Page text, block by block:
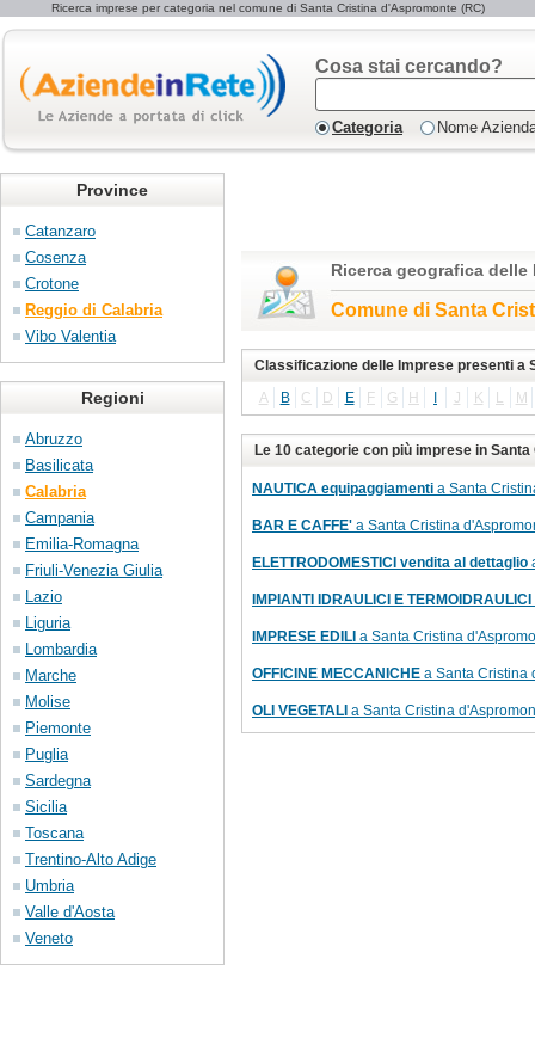
Ricerca imprese per categoria nel comune di Santa Cristina d'Aspromonte (RC)
Cosa stai cercando?
Categoria Nome
Province
Catanzaro
Cosenza
Crotone
Reggio di Calabria
Vibo Valentia
Regioni
Abruzzo
Basilicata
Calabria
Campania
Emilia-Romagna
Friuli-Venezia Giulia
Lazio
Liguria
Lombardia
Marche
Molise
Piemonte
Puglia
Sardegna
Sicilia
Toscana
Trentino-Alto Adige
Umbria
Valle d'Aosta
Veneto
Ricerca geografica delle
Comune di Santa
Classificazione delle Imprese presenti a
A
B C D E F G H J K L M
Le 10 categorie con più imprese in
NAUTICA equipaggiamenti a Santa
BAR E CAFFE' a Santa Cristina
ELETTRODOMESTICI vendita al dettaglio
IMPIANTI IDRAULICI E TERMOIDRAULICI
IMPRESE EDILI a Santa Cristina
OFFICINE MECCANICHE a Santa Cristina
OLI VEGETALI a Santa Cristina